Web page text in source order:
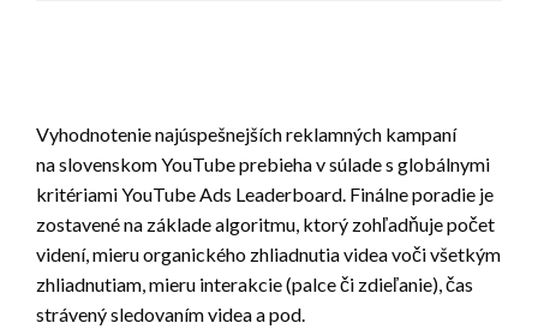
Vyhodnotenie najúspešnejších reklamných kampaní
naslovenskom YouTube prebieha vsúlade s globálnymi
kritériami YouTube Ads Leaderboard. Finálne poradie je
zostavené na základe algoritmu, ktorý zohľadňuje počet
videní, mieru organického zhliadnutia videa voči všetkým
zhliadnutiam, mieru interakcie (palce či zdieľanie), čas
strávený sledovaním videa apod.